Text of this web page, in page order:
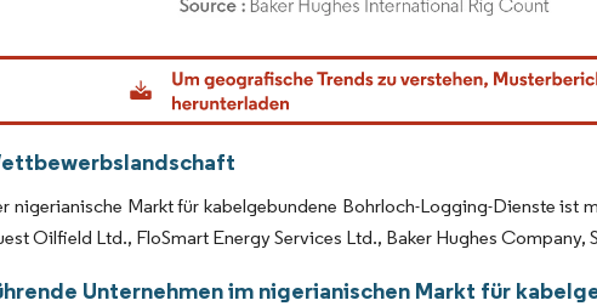
© Mordor Intelligence. Wiederverwendung erfordert Namensnennung gemäß CC BY 4.0.
nigerianische Markt für kabelgebundene Bohrloch-Logging-Dienste
Oilfield Ltd., FloSmart Energy Services Ltd., Baker Hughes
Unternehmen im nigerianischen Markt für